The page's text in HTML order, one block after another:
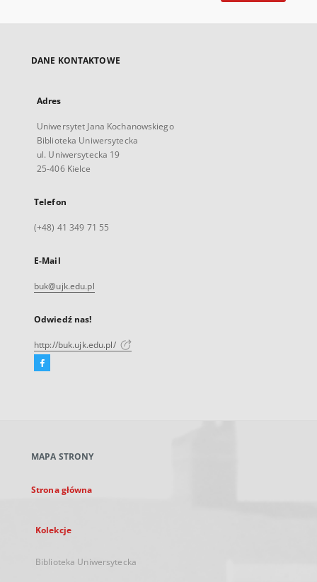
DANE KONTAKTOWE
Adres
Uniwersytet Jana Kochanowskiego
Biblioteka Uniwersytecka
ul. Uniwersytecka 19
25-406 Kielce
Telefon
(+48) 41 349 71 55
E-Mail
buk@ujk.edu.pl
Odwiedź nas!
http://buk.ujk.edu.pl/
Facebook
karcie
MAPA STRONY
Strona główna
Kolekcje
Biblioteka Uniwersytecka